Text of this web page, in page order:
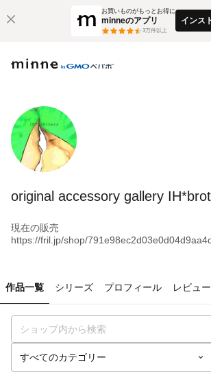
お買いものがもっとお得に
minneのアプリ
3万件以上
インス
original accessory gallery
現在の販売
https://fril.jp/shop/
作品一覧 シリーズ プロフィール レビュー